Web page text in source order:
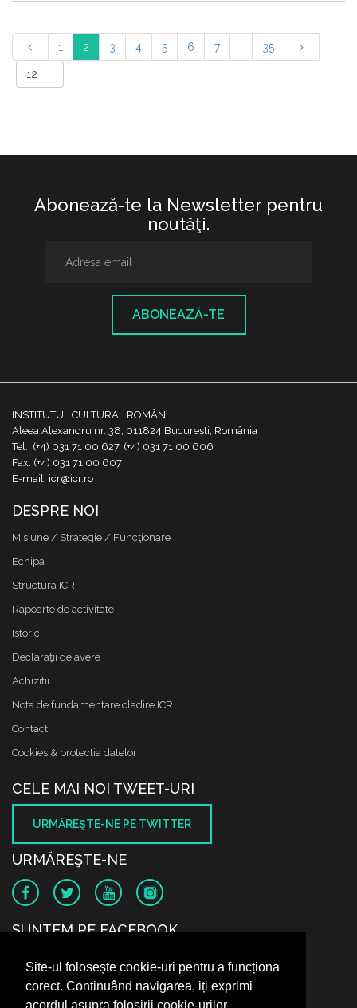
Site-ul folosește cookie-uri pentru a funcționa
corect. Continuând navigarea, iți exprimi
1 2 3 4 5 6 7 35
Abonează-te la Newsletter pentru
noutăţi.
ABONEAZĂ-TE
INSTITUTUL CULTURAL ROMÂN
Aleea Alexandru nr. 38, 011824 București, România
Tel.: (+4) 031 71 00 627, (+4) 031 71 00 606
Fax: (+4) 031 71 00 607
E-mail: icr@icr.ro
DESPRE NOI
Misiune / Strategie / Funcţionare
Echipa
Structura ICR
Rapoarte de activitate
Istoric
Declaraţii de avere
Achizitii
Nota de fundamentare cladire ICR
Contact
Cookies & protectia datelor
CELE MAI NOI TWEET-URI
URMĂREŞTE-NE PE TWITTER
URMĂREŞTE-NE
SUNTEM PE FACEBOOK